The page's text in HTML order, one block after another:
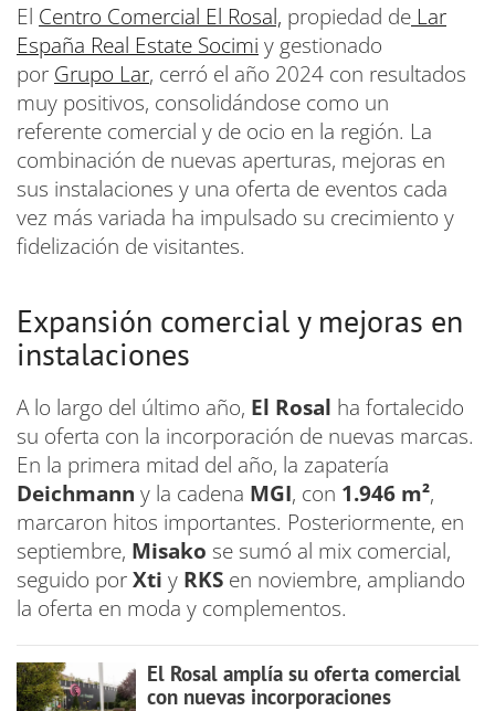
El Centro Comercial El Rosal, propiedad de Lar
España Real Estate Socimi y gestionado
por Grupo Lar, cerró el año 2024 con resultados
muy positivos, consolidándose como un
referente comercial y de ocio en la región. La
combinación de nuevas aperturas, mejoras en
sus instalaciones y una oferta de eventos cada
vez más variada ha impulsado su crecimiento y
fidelización de visitantes.
Expansión comercial y mejoras en
instalaciones
A lo largo del último año, El Rosal ha fortalecido
su oferta con la incorporación de nuevas marcas.
En la primera mitad del año, la zapatería
Deichmann y la cadena MGI, con 1.946 m²,
marcaron hitos importantes. Posteriormente, en
septiembre, Misako se sumó al mix comercial,
seguido porXti y RKS en noviembre, ampliando
la oferta en moda y complementos.
El Rosal amplía su oferta comercial
con nuevas incorporaciones